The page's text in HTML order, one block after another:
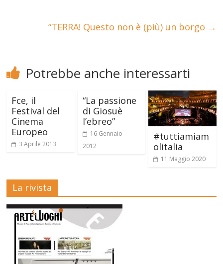
“TERRA! Questo non è (più) un borgo →
Potrebbe anche interessarti
Fce, il
Festival del
Cinema
Europeo
3 Aprile 2013
“La passione
di Giosuè
l’ebreo”
16 Gennaio
2012
#tuttiamiam
olitalia
11 Maggio 2020
La rivista